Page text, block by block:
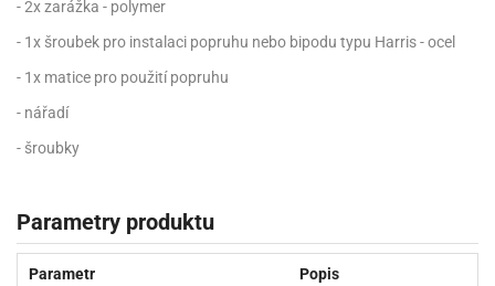
- 2x zarážka - polymer
- 1x šroubek pro instalaci popruhu nebo bipodu typu Harris - ocel
- 1x matice pro použití popruhu
- nářadí
- šroubky
Parametry produktu
Parametr Popis